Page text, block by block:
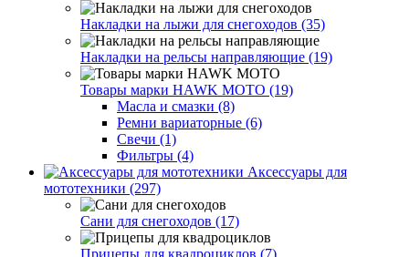
Накладки на лыжи для снегоходов (35)
Накладки на рельсы направляющие (19)
Товары марки HAWK MOTO (19)
Масла и смазки (8)
Ремни вариаторные (6)
Свечи (1)
Фильтры (4)
Аксессуары для
мототехники (297)
Сани для снегоходов (17)
Прицепы для квадроциклов (7)